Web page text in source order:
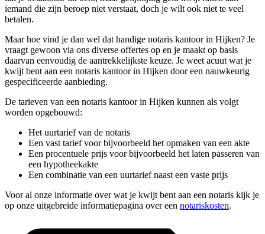
iemand die zijn beroep niet verstaat, doch je wilt ook niet te veel
betalen.
Maar hoe vind je dan wel dat handige notaris kantoor in Hijken? Je
vraagt gewoon via ons diverse offertes op en je maakt op basis
daarvan eenvoudig de aantrekkelijkste keuze. Je weet acuut wat je
kwijt bent aan een notaris kantoor in Hijken door een nauwkeurig
gespecificeerde aanbieding.
De tarieven van een notaris kantoor in Hijken kunnen als volgt
worden opgebouwd:
Het uurtarief van de notaris
Een vast tarief voor bijvoorbeeld het opmaken van een akte
Een procentuele prijs voor bijvoorbeeld het laten passeren van
een hypotheekakte
Een combinatie van een uurtarief naast een vaste prijs
Voor al onze informatie over wat je kwijt bent aan een notaris kijk je
op onze uitgebreide informatiepagina over een notariskosten.